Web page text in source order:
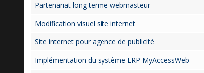
Partenariat long terme webmasteur
Modification visuel site internet
Site internet pour agence de publicité
Implémentation du système ERP MyAccessWeb